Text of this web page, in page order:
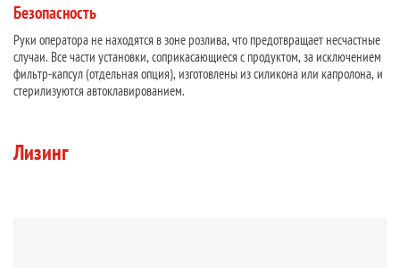
Безопасность
Руки оператора не находятся в зоне розлива, что предотвращает несчастные
случаи. Все части установки, соприкасающиеся с продуктом, за исключением
фильтр-капсул (отдельная опция), изготовлены из силикона или капролона, и
стерилизуются автоклавированием.
Лизинг